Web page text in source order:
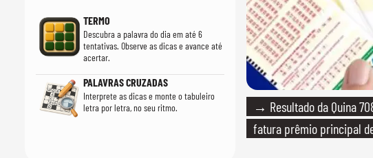
TERMO
Descubra a palavra do dia em até 6
tentativas. Observe as dicas e avance até
acertar.
PALAVRAS CRUZADAS
Interprete as dicas e monte o tabuleiro
letra por letra, no seu ritmo.
→ Resultado da Quina
fatura prêmio principal